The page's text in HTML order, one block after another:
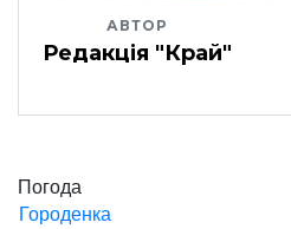
АВТОР
Редакція "Край"
Погода
Городенка